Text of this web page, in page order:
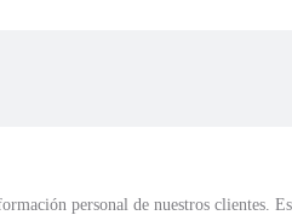
personal de nuestros clientes.